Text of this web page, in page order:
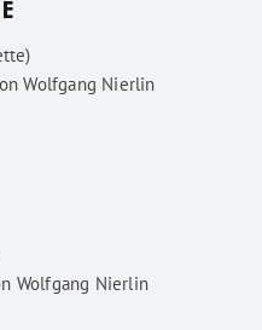
Wolfgang Nierlin
Wolfgang Nierlin